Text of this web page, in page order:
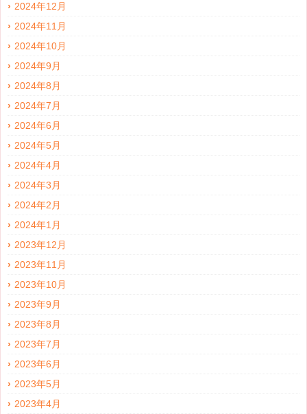
2024年12月
2024年11月
2024年10月
2024年9月
2024年8月
2024年7月
2024年6月
2024年5月
2024年4月
2024年3月
2024年2月
2024年1月
2023年12月
2023年11月
2023年10月
2023年9月
2023年8月
2023年7月
2023年6月
2023年5月
2023年4月